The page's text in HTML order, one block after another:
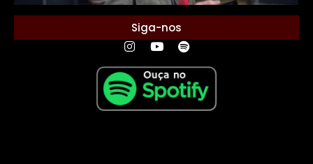
Siga-nos